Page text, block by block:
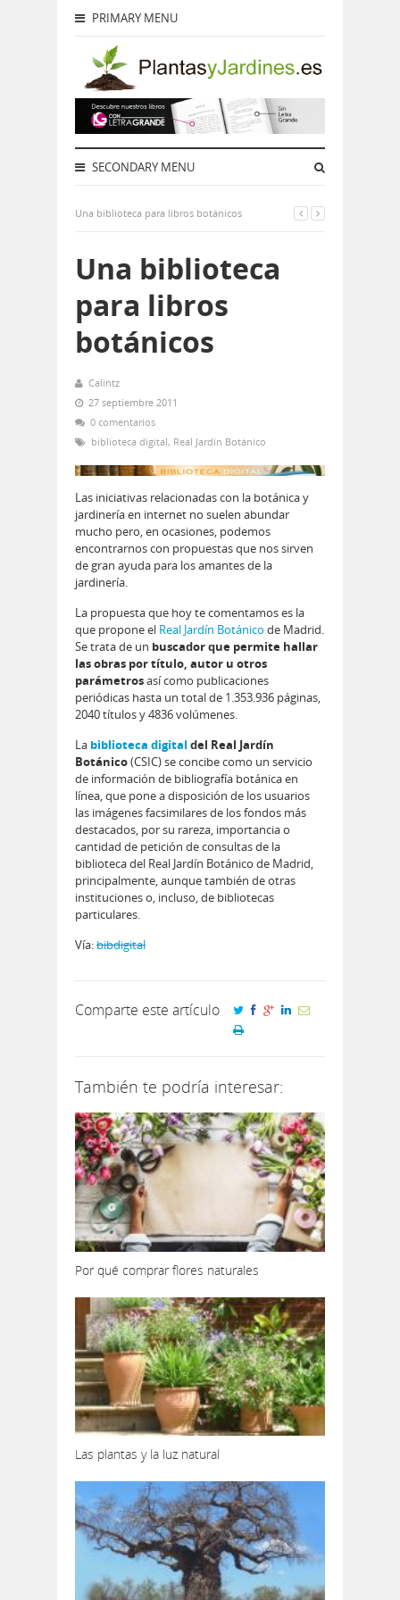
PRIMARY MENU
SECONDARY MENU
Una biblioteca para libros botánicos
Una biblioteca
para libros
botánicos
Calintz
27 septiembre 2011
0 comentarios
biblioteca digital, Real Jardín Botánico
Las iniciativas relacionadas con la botánica y
jardinería en internet no suelen abundar
mucho pero, en ocasiones, podemos
encontrarnos con propuestas que nos sirven
de gran ayuda para los amantes de la
jardinería.
La propuesta que hoy te comentamos es la
que propone el Real Jardín Botánico de Madrid.
Se trata de un buscador que permite hallar
las obras por título, autor u otros
parámetrosasí como publicaciones
periódicas hasta un total de 1.353.936 páginas,
2040 títulos y 4836 volúmenes.
La biblioteca digital del Real Jardín
Botánico(CSIC) se concibe como un servicio
de información de bibliografía botánica en
línea, que pone a disposición de los usuarios
las imágenes facsimilares de los fondos más
destacados, por su rareza, importancia o
cantidad de petición de consultas de la
biblioteca del Real Jardín Botánico de Madrid,
principalmente, aunque también de otras
instituciones o, incluso, de bibliotecas
particulares.
Vía:bibdigital
Comparte este artículo
También te podría interesar:
Por qué comprar flores naturales
Las plantas y la luz natural